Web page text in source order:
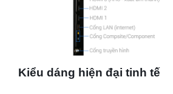
Kiểu dáng hiện đại tinh tế